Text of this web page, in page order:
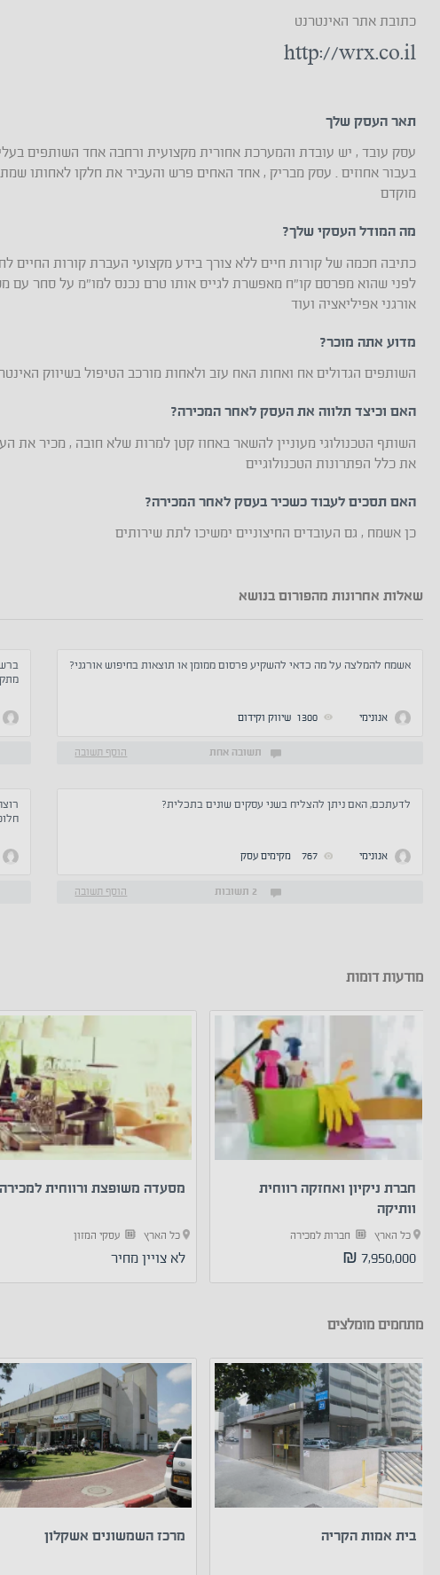
כתובת אתר האינטרנט
http://wrx.co.il
תאר העסק שלך
עסק עובד , יש עובדת והמערכת אחורית מקצועית ורחבה אחד השותפים
בעבור אחוזים . עסק מבריק , אחד האחים פרש והעביר את חלקו לאחותו
מוקדם
מה המודל העסקי שלך?
כתיבה חכמה של קורות חיים ללא צורך בידע מקצועי העברת קורות החיים
לפני שהוא מפרסם קו״ח מאפשרת לגייס אותו טרם נכנס למו״מ על סחר עם
אורגני אפיליאציה ועוד
מדוע אתה מוכר?
השותפים הגדולים אח ואחות האח עזב ולאחות מורכב הטיפול בשיווק
האם וכיצד תלווה את העסק לאחר המכירה?
השותף הטכנולוגי מעוניין להשאר באחוז קטן למרות שלא חובה , מכיר את
את כלל הפתרונות הטכנולוגיים
האם תסכים לעבוד כשכיר בעסק לאחר המכירה?
כן אשמח , גם העובדים החיצוניים ימשיכו לתת שירותים
שאלות אחרונות מהפורום בנושא
אשמח להמלצה על מה כדאי להשקיע פרסום ממומן או תוצאות בחיפוש אורגני?
אנונימי 1300 שיווק וקידום
תשובה אחת הוסף תשובה
לדעתכם, האם ניתן להצליח בשני עסקים שונים בתכלית?
אנונימי 767 מקימים עסק
2 תשובות הוסף תשובה
מודעות דומות
חברת ניקיון ואחזקה רווחית
וותיקה
כל הארץ חברות למכירה
7,950,000 ₪
מסעדה משופצת ורווחית למכירה
כל הארץ עסקי המזון
לא צויין מחיר
מתחמים מומלצים
בית אמות הקריה מרכז השמשונים אשקלון